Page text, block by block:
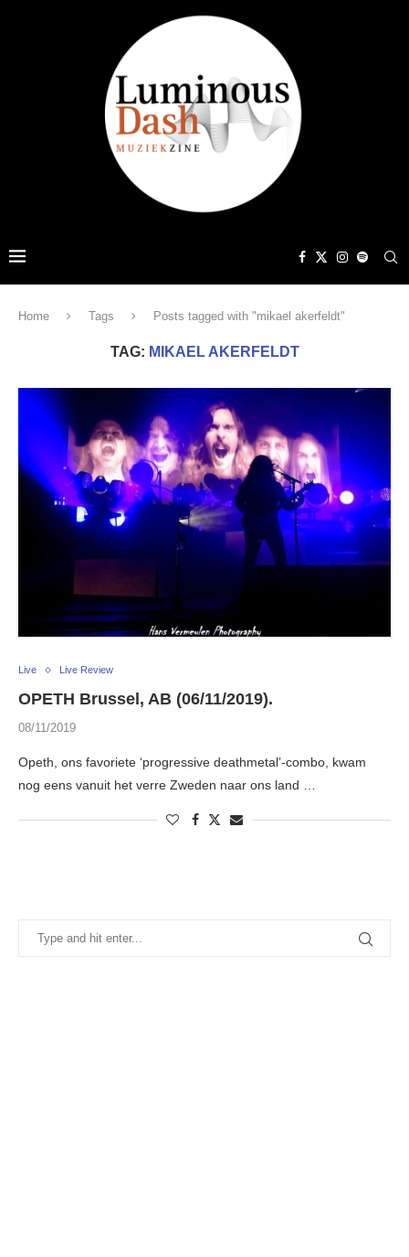
Home Tags Posts tagged with "mikael akerfeldt"
TAG: MIKAEL AKERFELDT
Live Live Review
OPETH Brussel, AB (06/11/2019).
08/11/2019
Opeth, ons favoriete ‘progressive deathmetal’-combo, kwam
nog eens vanuit het verre Zweden naar ons land …